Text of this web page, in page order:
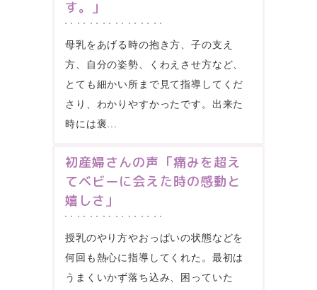
す。」
母乳をあげる時の抱き方、子の支え
方、自分の姿勢、くわえさせ方など、
とても細かい所まで見て指導してくだ
さり、わかりやすかったです。出来た
時には褒...
初産婦さんの声「痛みを超え
てベビーに会えた時の感動と
嬉しさ」
授乳のやり方やおっぱいの状態などを
何回も熱心に指導してくれた。最初は
うまくいかず落ち込み、困っていた